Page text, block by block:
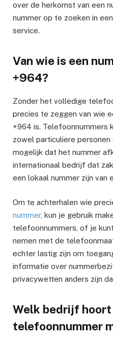
over de herkomst van een
nummer op te zoeken in
service.
Van wie is een
+964?
Zonder het volledige
precies te zeggen van wie
+964 is. Telefoonnummers
zowel particuliere
mogelijk dat het nummer
internationaal bedrijf dat
een lokaal nummer zijn van
Om te achterhalen wie
nummer, kun je gebruik
telefoonnummers, of je
nemen met de
echter lastig zijn om
informatie over
privacywetten anders zijn
Welk bedrijf hoort
telefoonnummer